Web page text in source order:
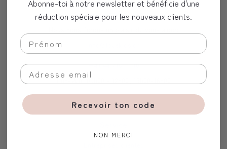
Aide et contact
+41 44 716 16 10
Lun-Ven, 09h00 - 12h00, 13h00-16h00
Abonne-toi à notre newsletter et bénéficie d'une
réduction spéciale pour les nouveaux clients.
Recevoir ton code
NON MERCI